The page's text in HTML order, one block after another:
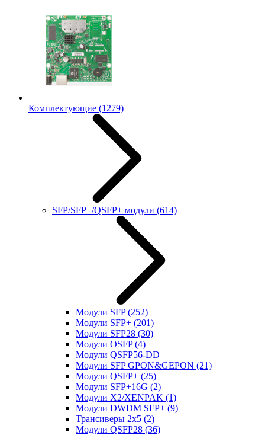
Комплектующие (1279)
SFP/SFP+/QSFP+ модули (614)
Модули SFP(252)
Модули SFP+ (201)
Модули SFP28 (30)
Модули OSFP(4)
Модули QSFP56-DD
Модули SFP GPON&GEPON (21)
Модули QSFP+ (25)
Модули SFP+16G (2)
Модули X2/XENPAK (1)
Модули DWDM SFP+ (9)
Трансиверы 2x5 (2)
Модули QSFP28 (36)